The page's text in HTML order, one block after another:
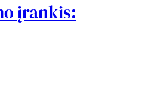
įrankis: